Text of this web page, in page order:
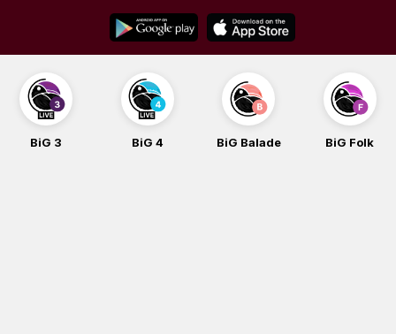
content
BiG 3 BiG 4 BiG Balade BiG Folk